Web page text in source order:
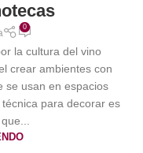
0
la cultura del vino
crear ambientes con
se usan en espacios
para decorar es